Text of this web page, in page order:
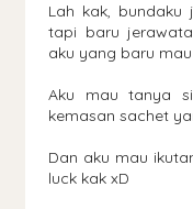
Lah kak,
tapi baru
aku yang baru
Aku mau tanya
kemasan sachet
Dan aku mau
luck kak xD